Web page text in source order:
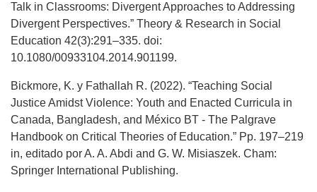
Talk in Classrooms: Divergent Approaches to Addressing
Divergent Perspectives.” Theory & Research in Social
Education 42(3):291–335. doi:
10.1080/00933104.2014.901199.
Bickmore, K. y Fathallah R. (2022). “Teaching Social
Justice Amidst Violence: Youth and Enacted Curricula in
Canada, Bangladesh, and México BT - The Palgrave
Handbook on Critical Theories of Education.” Pp. 197–219
in, editado por A. A. Abdi and G. W. Misiaszek. Cham:
Springer International Publishing.